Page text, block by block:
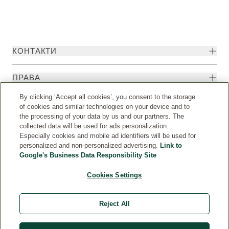
КОНТАКТИ
ПРАBA
By clicking ‘Accept all cookies’, you consent to the storage
of cookies and similar technologies on your device and to
the processing of your data by us and our partners. The
collected data will be used for ads personalization.
Especially cookies and mobile ad identifiers will be used for
personalized and non-personalized advertising. Link to
Google's Business Data Responsibility Site
Cookies Settings
Reject All